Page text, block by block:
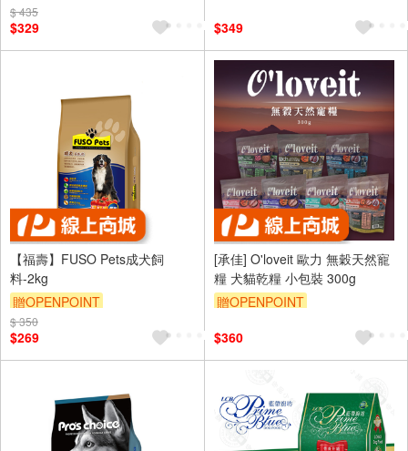
滿額9折
$ 435
$329 $349
【福壽】FUSO Pets成犬飼
料-2kg
贈OPENPOINT
訂單滿699享95折
$ 350
$269
[承佳] O'loveit 歐力 無穀天然寵
糧 犬貓乾糧 小包裝 300g
贈OPENPOINT
$360